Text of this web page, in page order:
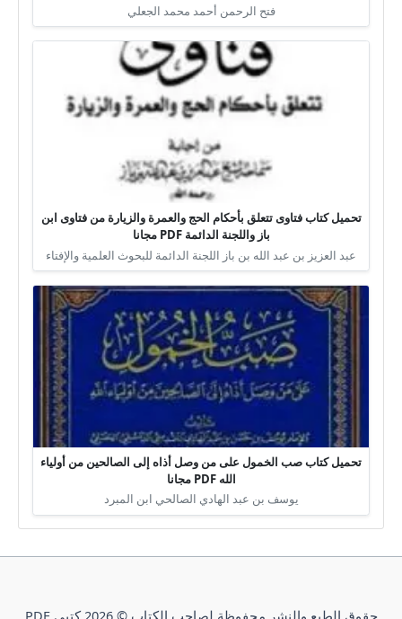
فتح الرحمن أحمد محمد الجعلي
تحميل كتاب فتاوى تتعلق بأحكام الحج والعمرة والزيارة من فتاوى ابن
باز واللجنة الدائمة PDF مجانا
عبد العزيز بن عبد الله بن باز اللجنة الدائمة للبحوث العلمية والإفتاء
تحميل كتاب صب الخمول على من وصل أذاه إلى الصالحين من أولياء
الله PDF مجانا
يوسف بن عبد الهادي الصالحي ابن المبرد
حقوق الطبع والنشر محفوظة لصاحب الكتاب © 2026 كتبي PDF